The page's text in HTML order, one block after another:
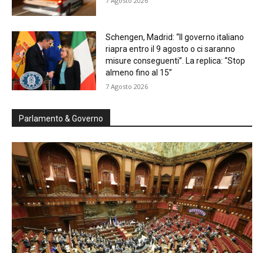
Schengen, Madrid: “Il governo italiano
riapra entro il 9 agosto o ci saranno
misure conseguenti”. La replica: “Stop
almeno fino al 15”
7 Agosto 2026
Parlamento & Governo